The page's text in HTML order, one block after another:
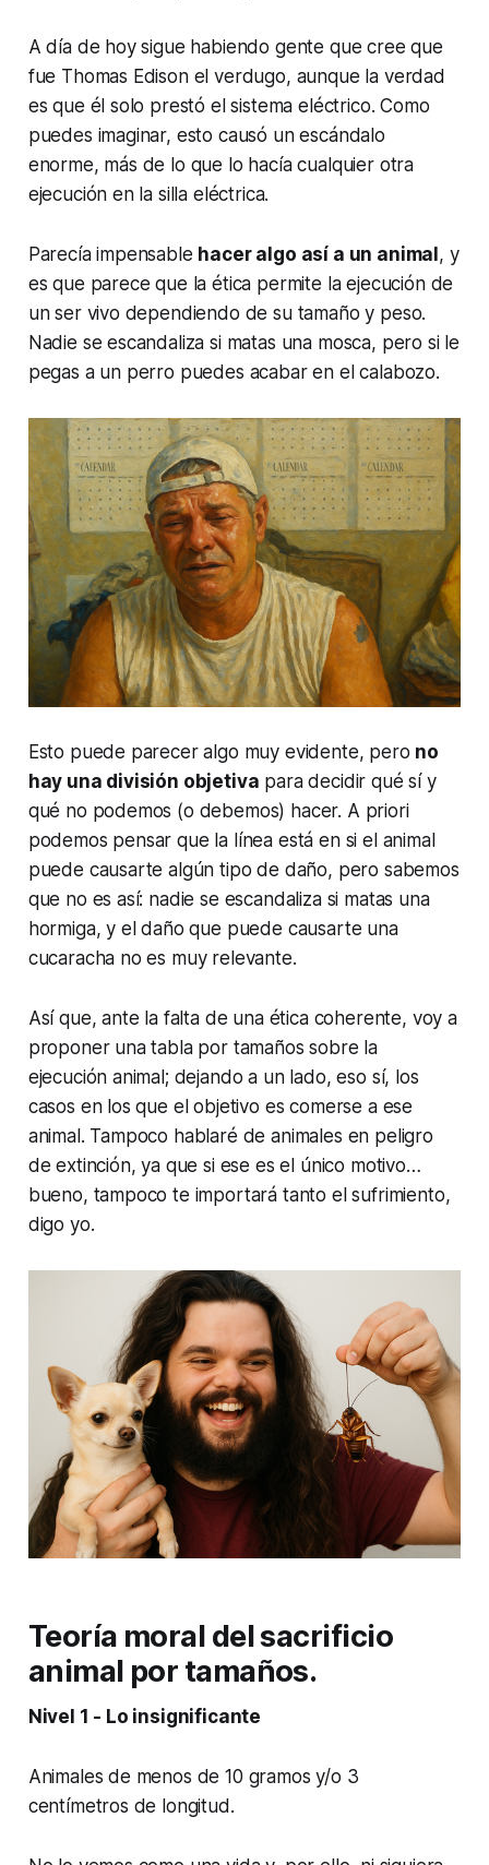
A día de hoy sigue habiendo gente que cree que
fue Thomas Edison el verdugo, aunque la verdad
es que él solo prestó el sistema eléctrico. Como
puedes imaginar, esto causó un escándalo
enorme, más de lo que lo hacía cualquier otra
ejecución en la silla eléctrica.
Parecía impensable hacer algo así a un animal , y
es que parece que la ética permite la ejecución de
un ser vivo dependiendo de su tamaño y peso.
Nadie se escandaliza si matas una mosca, pero si le
pegas a un perro puedes acabar en el calabozo.
Esto puede parecer algo muy evidente, pero no
hay una división objetiva para decidir qué sí y
qué no podemos (o debemos) hacer. A priori
podemos pensar que la línea está en si el animal
puede causarte algún tipo de daño, pero sabemos
que no es así: nadie se escandaliza si matas una
hormiga, y el daño que puede causarte una
cucaracha no es muy relevante.
Así que, ante la falta de una ética coherente, voy a
proponer una tabla por tamaños sobre la
ejecución animal; dejando a un lado, eso sí, los
casos en los que el objetivo es comerse a ese
animal. Tampoco hablaré de animales en peligro
de extinción, ya que si ese es el único motivo…
bueno, tampoco te importará tanto el sufrimiento,
digo yo.
Teoría moral del sacrificio
animal por tamaños.
Nivel 1 - Lo insignificante
Animales de menos de 10 gramos y/o 3
centímetros de longitud.